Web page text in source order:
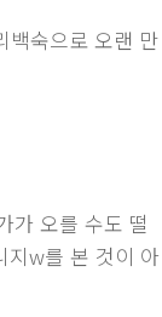
백숙으로 오랜 만
가 오를 수도 떨
지w를 본 것이 아